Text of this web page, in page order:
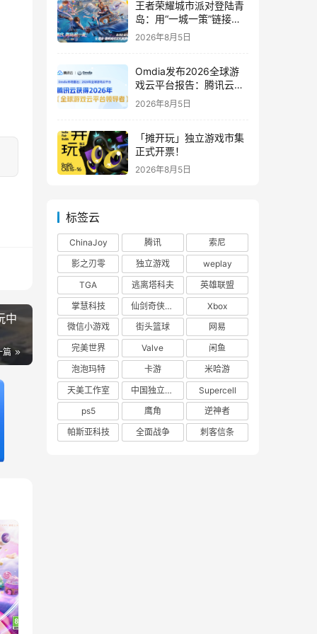
中
篇
王者荣耀城市派对登陆青
岛：用“一城一策”链接海
洋场景，以双向奔赴带动
2026年8月5日
Omdia发布2026全球游
戏云平台报告：腾讯云连
续两年入选“领导者”象限
2026年8月5日
「摊开玩」独立游戏市集
正式开票！
2026年8月5日
标签云
ChinaJoy 腾讯
索尼
影之刃零
独立游戏
weplay
TGA
逃离塔科夫
英雄联盟
掌慧科技
仙剑奇侠传四
Xbox
微信小游戏
街头篮球
网易
完美世界
Valve
闲鱼
泡泡玛特
卡游
米哈游
天美工作室
中国独立游戏联盟
Supercell
ps5
鹰角
逆神者
帕斯亚科技
全面战争 刺客信条